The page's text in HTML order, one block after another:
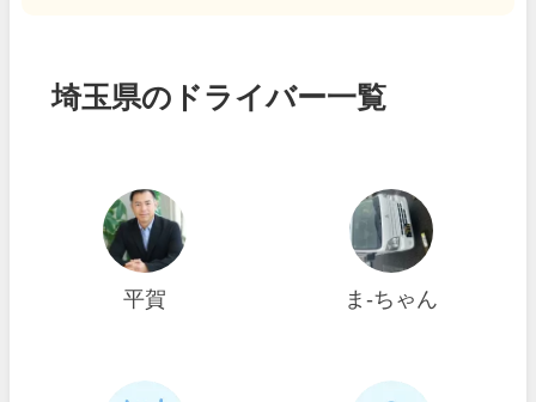
埼玉県のドライバー一覧
平賀 ま-ちゃん